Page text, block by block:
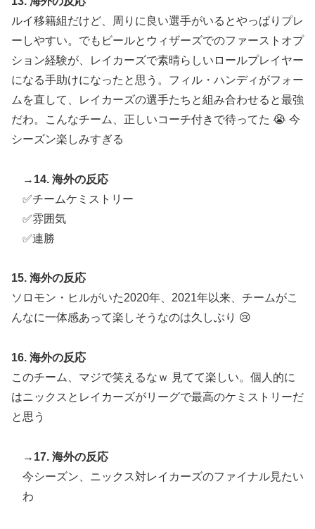
ルイ移籍組だけど、周りに良い選手がいるとやっぱりプレ
ーしやすい。でもビールとウィザーズでのファーストオプ
ション経験が、レイカーズで素晴らしいロールプレイヤー
になる手助けになったと思う。フィル・ハンディがフォー
ムを直して、レイカーズの選手たちと組み合わせると最強
だわ。こんなチーム、正しいコーチ付きで待ってた 😭 今
シーズン楽しみすぎる
→ 14. 海外の反応
✅チームケミストリー
✅雰囲気
✅連勝
15. 海外の反応
ソロモン・ヒルがいた2020年、2021年以来、チームがこ
んなに一体感あって楽しそうなのは久しぶり 😢
16. 海外の反応
このチーム、マジで笑えるなｗ 見てて楽しい。個人的に
はニックスとレイカーズがリーグで最高のケミストリーだ
と思う
→ 17. 海外の反応
今シーズン、ニックス対レイカーズのファイナル見たい
わ